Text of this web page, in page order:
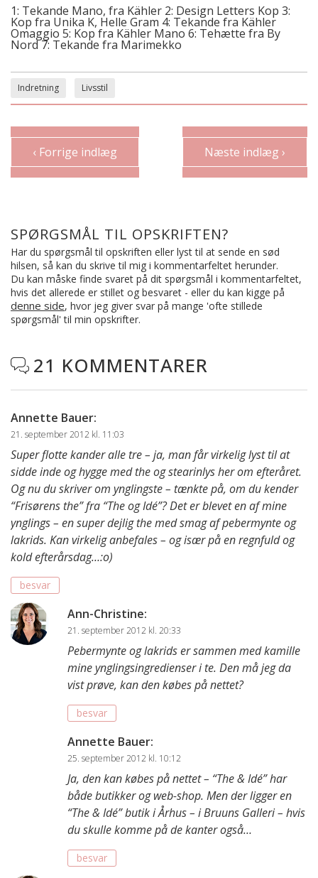
1: Tekande Mano, fra Kähler 2: Design Letters Kop 3:
Kop fra Unika K, Helle Gram 4: Tekande fra Kähler
Omaggio 5: Kop fra Kähler Mano 6: Tehætte fra By
Nord 7: Tekande fra Marimekko
Indretning Livsstil
‹ Forrige indlæg Næste indlæg ›
SPØRGSMÅL TIL OPSKRIFTEN?
Har du spørgsmål til opskriften eller lyst til at sende en sød
hilsen, så kan du skrive til mig i kommentarfeltet herunder.
Du kan måske finde svaret på dit spørgsmål i kommentarfeltet,
hvis det allerede er stillet og besvaret - eller du kan kigge på
denne side, hvor jeg giver svar på mange 'ofte stillede
spørgsmål' til min opskrifter.
 21 KOMMENTARER
Annette Bauer:
21. september 2012 kl. 11:03
Super flotte kander alle tre – ja, man får virkelig lyst til at
sidde inde og hygge med the og stearinlys her om efteråret.
Og nu du skriver om ynglingste – tænkte på, om du kender
“Frisørens the” fra “The og Idé”? Det er blevet en af mine
ynglings – en super dejlig the med smag af pebermynte og
lakrids. Kan virkelig anbefales – og især på en regnfuld og
kold efterårsdag…:o)
besvar
Ann-Christine:
21. september 2012 kl. 20:33
Pebermynte og lakrids er sammen med kamille
mine ynglingsingredienser i te. Den må jeg da
vist prøve, kan den købes på nettet?
besvar
Annette Bauer:
25. september 2012 kl. 10:12
Ja, den kan købes på nettet – “The & Idé” har
både butikker og web-shop. Men der ligger en
“The & Idé” butik i Århus – i Bruuns Galleri – hvis
du skulle komme på de kanter også…
besvar